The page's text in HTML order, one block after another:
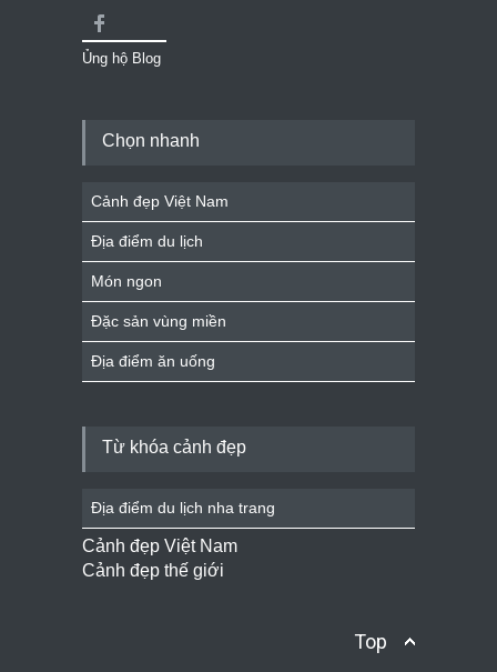
Ủng hộ Blog
Chọn nhanh
Cảnh đẹp Việt Nam
Địa điểm du lịch
Món ngon
Đặc sản vùng miền
Địa điểm ăn uống
Từ khóa cảnh đẹp
Địa điểm du lịch nha trang
Cảnh đẹp Việt Nam
Cảnh đẹp thế giới
Top